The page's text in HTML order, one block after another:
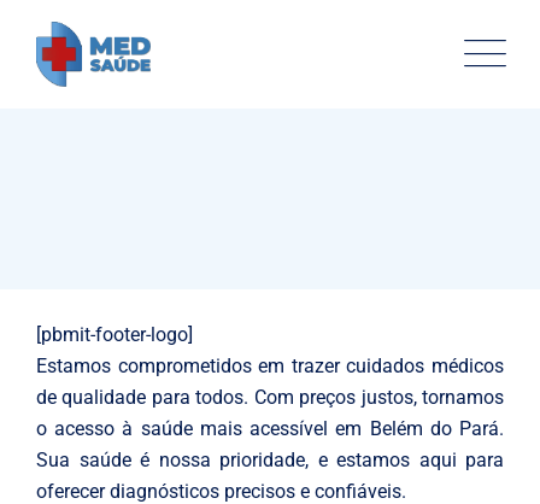
[pbmit-footer-logo]
Estamos comprometidos em trazer cuidados médicos
de qualidade para todos. Com preços justos, tornamos
o acesso à saúde mais acessível em Belém do Pará.
Sua saúde é nossa prioridade, e estamos aqui para
oferecer diagnósticos precisos e confiáveis.